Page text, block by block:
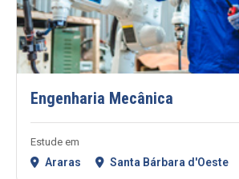
Engenharia Mecânica
Estude em
Araras Santa Bárbara d'Oeste